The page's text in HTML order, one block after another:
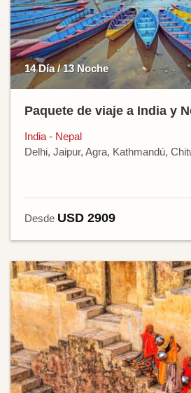
14 Día / 13 Noche
Paquete de viaje a India y
India - Nepal
Delhi, Jaipur, Agra, Kathmandú,
Desde USD 2909